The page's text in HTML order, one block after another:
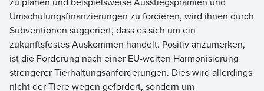
Umschulungsfinanzierungen zu forcieren, wird ihnen durch
Subventionen suggeriert, dass es sich um ein
zukunftsfestes Auskommen handelt. Positiv anzumerken,
ist die Forderung nach einer EU-weiten Harmonisierung
strengerer Tierhaltungsanforderungen. Dies wird allerdings
nicht der Tiere wegen gefordert, sondern um